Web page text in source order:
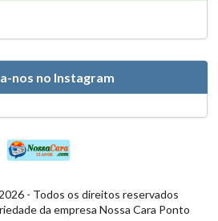
nos no Instagram
- Todos os direitos reservados
da empresa Nossa Cara Ponto